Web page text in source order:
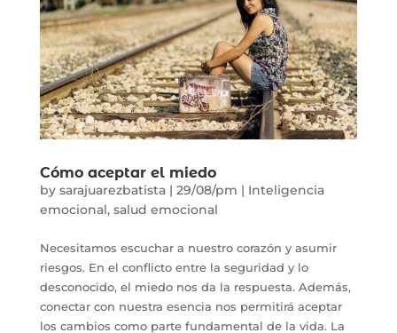
Cómo aceptar el miedo
by sarajuarezbatista| 29/08/pm | Inteligencia
emocional, salud emocional
Necesitamos escuchar a nuestro corazón y asumir
riesgos. En el conflicto entre la seguridad y lo
desconocido, el miedo nos da la respuesta. Además,
conectar con nuestra esencia nos permitirá aceptar
los cambios como parte fundamental de la vida. La